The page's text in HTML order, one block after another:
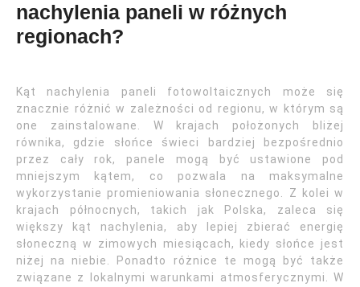
nachylenia paneli w różnych
regionach?
Kąt nachylenia paneli fotowoltaicznych może się
znacznie różnić w zależności od regionu, w którym są
one zainstalowane. W krajach położonych bliżej
równika, gdzie słońce świeci bardziej bezpośrednio
przez cały rok, panele mogą być ustawione pod
mniejszym kątem, co pozwala na maksymalne
wykorzystanie promieniowania słonecznego. Z kolei w
krajach północnych, takich jak Polska, zaleca się
większy kąt nachylenia, aby lepiej zbierać energię
słoneczną w zimowych miesiącach, kiedy słońce jest
niżej na niebie. Ponadto różnice te mogą być także
związane z lokalnymi warunkami atmosferycznymi. W